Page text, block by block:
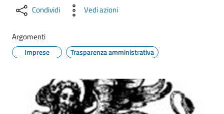
Condividi Vedi azioni
Argomenti
Imprese Trasparenza amministrativa